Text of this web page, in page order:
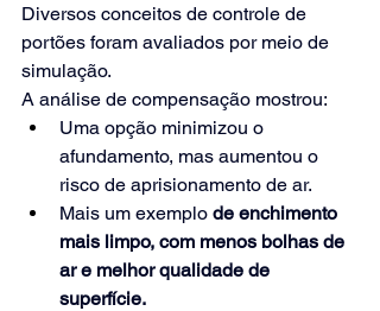
Diversos conceitos de controle de
portões foram avaliados por meio de
simulação.
A análise de compensação mostrou:
Uma opção minimizou o
afundamento, mas aumentou o
risco de aprisionamento de ar.
Mais um exemplo de enchimento
mais limpo, com menos bolhas de
ar e melhor qualidade de
superfície.